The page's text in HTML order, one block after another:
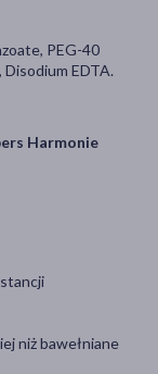
PEG-40
EDTA.
Harmonie
niż bawełniane